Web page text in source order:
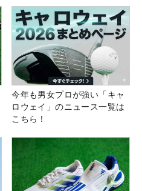
今年も男女プロが強い「キャ
ロウェイ」のニュース一覧は
こちら！